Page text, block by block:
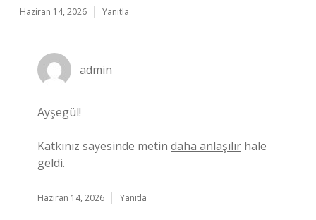
Haziran 14, 2026 Yanıtla
admin
Ayşegül!
Katkınız sayesinde metin daha anlaşılır hale
geldi.
Haziran 14, 2026 Yanıtla